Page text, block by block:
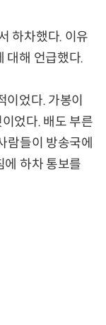
하차했다. 이유
대해 언급했다.
이었다. 가봉이
었다. 배도 부른
람들이 방송국에
에 하차 통보를